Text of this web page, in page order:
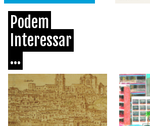
Podem
Interessar
...